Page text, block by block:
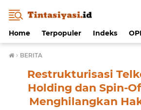
Home Terpopuler Indeks
› BERITA
Restrukturisasi
Holding dan Spin-
Menghilangkan